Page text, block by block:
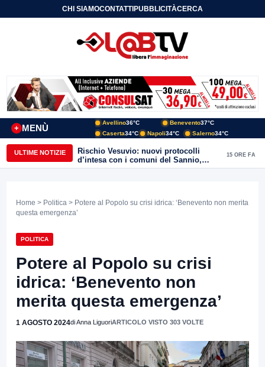
CHI SIAMOCONTATTIPUBBLICITÀCERCA
MENÙ
+
Avellino36°C Benevento37°C
Caserta34°C Napoli34°C Salerno34°C
ULTIME NOTIZIE
Rischio Vesuvio: nuovi protocolli
d’intesa con i comuni del Sannio,
firmato il protocollo con Arpaise
15 ORE FA
Home > Politica > Potere al Popolo su crisi idrica: ‘Benevento non merita
questa emergenza’
POLITICA
Potere al Popolo su crisi
idrica: ‘Benevento non
merita questa emergenza’
1 AGOSTO 2024di Anna LiguoriARTICOLO VISTO 303 VOLTE